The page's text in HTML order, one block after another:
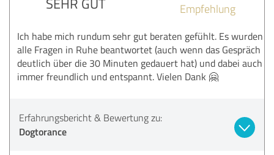
Empfehlung
Ich habe mich rundum sehr gut beraten gefühlt. Es wurden
alle Fragen in Ruhe beantwortet (auch wenn das Gespräch
deutlich über die 30 Minuten gedauert hat) und dabei auch
immer freundlich und entspannt. Vielen Dank 🤗
Erfahrungsbericht & Bewertung zu:
Dogtorance